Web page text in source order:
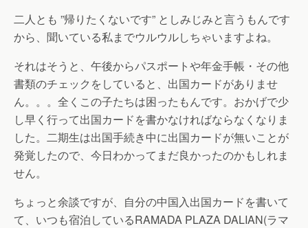
二人とも ”帰りたくないです” としみじみと言うもんです
から、聞いている私までウルウルしちゃいますよね。
それはそうと、午後からパスポートや年金手帳・その他
書類のチェックをしていると、出国カードがありませ
ん。。。全くこの子たちは困ったもんです。おかげで少
し早く行って出国カードを書かなければならなくなりま
した。二期生は出国手続き中に出国カードが無いことが
発覚したので、今日わかってまだ良かったのかもしれま
せん。
ちょっと余談ですが、自分の中国入出国カードを書いて
て、いつも宿泊しているRAMADA PLAZA DALIAN(ラマ